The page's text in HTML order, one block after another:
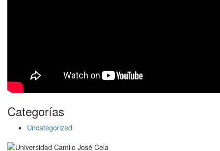
Categorías
Uncategorized